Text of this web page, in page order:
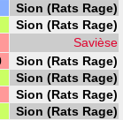
Sion (Rats Rage)
Sion (Rats Rage)
Savièse
Sion (Rats Rage)
Sion (Rats Rage)
Sion (Rats Rage)
Sion (Rats Rage)